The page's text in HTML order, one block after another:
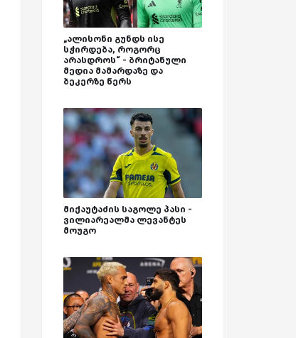
„ალისონი გუნდს ისე
სჭირდება, როგორც
არასდროს“ - ბრიტანული
მედია მამარდაზე და
ბეკერზე წერს
მიქაუტაძის საგოლე პასი -
ვილიარეალმა ლევანტეს
მოუგო